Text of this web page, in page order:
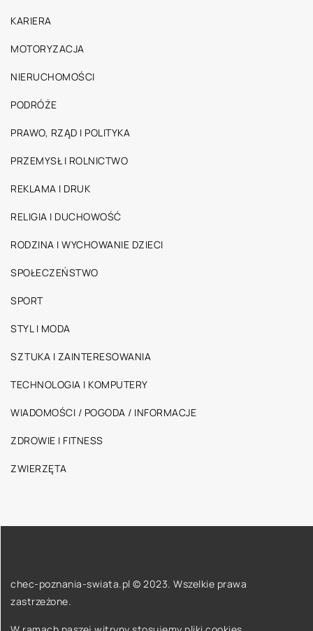
KARIERA
MOTORYZACJA
NIERUCHOMOŚCI
PODRÓŻE
PRAWO, RZĄD I POLITYKA
PRZEMYSŁ I ROLNICTWO
REKLAMA I DRUK
RELIGIA I DUCHOWOŚĆ
RODZINA I WYCHOWANIE DZIECI
SPOŁECZEŃSTWO
SPORT
STYL I MODA
SZTUKA I ZAINTERESOWANIA
TECHNOLOGIA I KOMPUTERY
WIADOMOŚCI / POGODA / INFORMACJE
ZDROWIE I FITNESS
ZWIERZĘTA
chec-poznania-swiata.pl © 2023. Wszelkie prawa
zastrzeżone.